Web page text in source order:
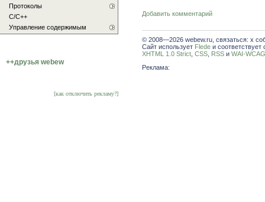
Добавить комментарий
© 2008—2026 webew.ru, связаться: x
Сайт использует Flede и соответствует
XHTML 1.0 Strict CSS RSS и WAI-
Реклама:
Протоколы
С/C++
Управление содержимым
++друзья webew
[как отключить рекламу?]